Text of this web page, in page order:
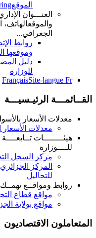
الموقع
العنـــوان
والموقعالهاتف،
الجغرافي...
روابط
وموقعها
دليل
للوزارة
FrançaisSite-langue Fr
القــائمـــة الرئيـسيـــة
معدلات الأسعار
معدلات الأسعار
هيئــــــــات تــابعــــة
للــــوزارة
مركز السجل
المركز الجزائري
للتحاليل
روابط ومواقــع تهمــك
مواقع قطاع
مواقع بولاية
المتعاملون الاقتصاديون